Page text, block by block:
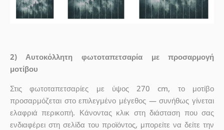
2) Αυτοκόλλητη φωτοταπετσαρία με προσαρμογή
μοτίβου
Στις φωτοταπετσαρίες με ύψος 270 cm, το μοτίβο
προσαρμόζεται στο επιλεγμένο μέγεθος — συνήθως γίνεται
ελαφριά περικοπή. Κάνοντας κλικ στη διάσταση που σας
ενδιαφέρει στη σελίδα του προϊόντος, μπορείτε να δείτε την